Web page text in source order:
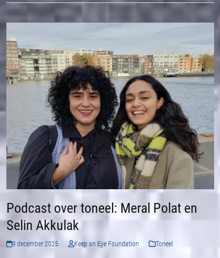
Podcast over toneel: Meral Polat en
Selin Akkulak
9 december 2025 Keep an Eye Foundation Toneel